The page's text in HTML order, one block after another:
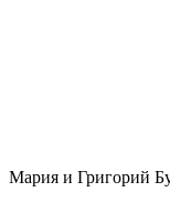
Мария и Григорий